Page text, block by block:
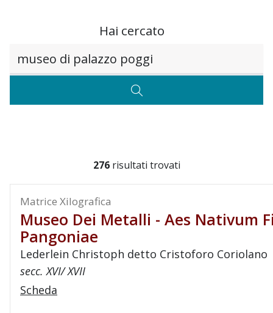
Hai cercato
CERCA
276 risultati trovati
Matrice Xilografica
Museo Dei Metalli - Aes Nativum
Pangoniae
Lederlein Christoph detto Cristoforo Coriolano
secc. XVI/ XVII
Scheda